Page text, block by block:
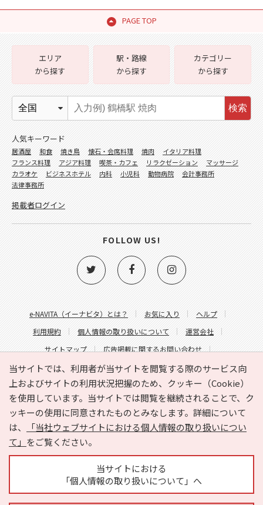
PAGE TOP
当サイトでは、利用者が当サイトを閲覧する際のサービス向
上およびサイトの利用状況把握のため、クッキー（Cookie）
を使用しています。当サイトでは閲覧を継続されることで、ク
ッキーの使用に同意されたものとみなします。詳細について
は、
「当社ウェブサイトにおける個人情報の取り扱いについ
て」 をご覧ください。
当サイトにおける
「個人情報の取り扱いについて」へ
e-NAVITA（イーナビタ）とは？ お気に入り
ヘルプ
利用規約
個人情報の取り扱いについて
運営会社
サイトマップ
広告掲載に関するお問い合わせ
サイトの内容に関するお問い合わせ
エリア
から探す
駅・路線
から探す
カテゴリー
から探す
検索
人気キーワード
居酒屋 和食 焼き鳥 懐石・会席料理 焼肉
イタリア料理
フランス料理
アジア料理 喫茶・カフェ リラクゼーション
マッサージ
カラオケ
ビジネスホテル 内科 小児科 動物病院
会計事務所
法律事務所
掲載者ログイン
FOLLOW US!
Copyright © HYOJITO.Co.,Ltd. All Rights Reserved.